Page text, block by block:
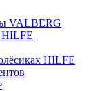
VALBERG
HILFE
HILFE